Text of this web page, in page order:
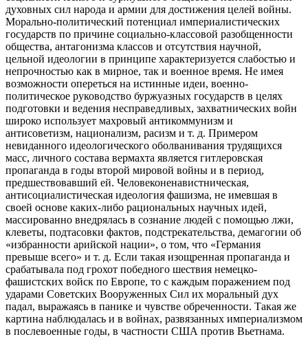
духовных сил народа и армии для достижения целей войны.
Морально-политический потенциал империалистических
государств по причине социально-классовой разобщенности
общества, антагонизма классов и отсутствия научной,
цельной идеологии в принципе характеризуется слабостью и
непрочностью как в мирное, так и военное время. Не имея
возможности опереться на истинные идеи, военно-
политическое руководство буржуазных государств в целях
подготовки и ведения несправедливых, захватнических войн
широко использует махровый антикоммунизм и
антисоветизм, национализм, расизм и т. д. Примером
невиданного идеологического оболванивания трудящихся
масс, личного состава вермахта является гитлеровская
пропаганда в годы второй мировой войны и в период,
предшествовавший ей. Человеконенавистническая,
антисоциалистическая идеология фашизма, не имевшая в
своей основе каких-либо рациональных научных идей,
массированно внедрялась в сознание людей с помощью лжи,
клеветы, подтасовки фактов, подстрекательства, демагогии об
«избранности арийской нации», о том, что «Германия
превыше всего» и т. д. Если такая изощренная пропаганда и
срабатывала под грохот победного шествия немецко-
фашистских войск по Европе, то с каждым поражением под
ударами Советских Вооруженных Сил их моральный дух
падал, выражаясь в панике и чувстве обреченности. Такая же
картина наблюдалась и в войнах, развязанных империализмом
в послевоенные годы, в частности США против Вьетнама.